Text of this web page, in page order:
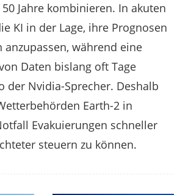
Jahre kombinieren. In akuten
KI in der Lage, ihre Prognosen
anzupassen, während eine
Daten bislang oft Tage
der Nvidia-Sprecher. Deshalb
Earth-2 in
Evakuierungen schneller
steuern zu können.